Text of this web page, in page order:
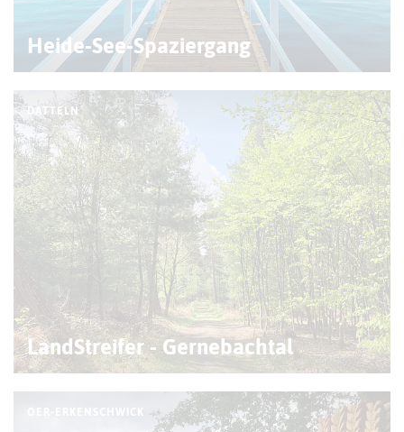
Heide-See-Spaziergang
DATTELN
LandStreifer - Gernebachtal